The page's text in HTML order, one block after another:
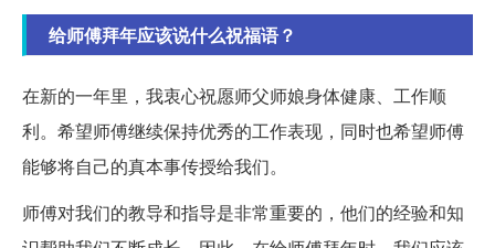
给师傅拜年应该说什么祝福语？
在新的一年里，我衷心祝愿师父师娘身体健康、工作顺
利。希望师傅继续保持优秀的工作表现，同时也希望师傅
能够将自己的真本事传授给我们。
师傅对我们的教导和指导是非常重要的，他们的经验和知